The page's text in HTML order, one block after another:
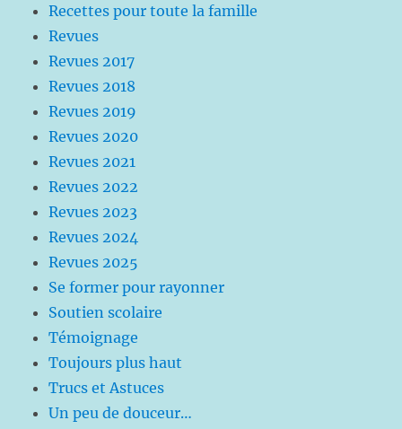
Recettes pour toute la famille
Revues
Revues 2017
Revues 2018
Revues 2019
Revues 2020
Revues 2021
Revues 2022
Revues 2023
Revues 2024
Revues 2025
Se former pour rayonner
Soutien scolaire
Témoignage
Toujours plus haut
Trucs et Astuces
Un peu de douceur…